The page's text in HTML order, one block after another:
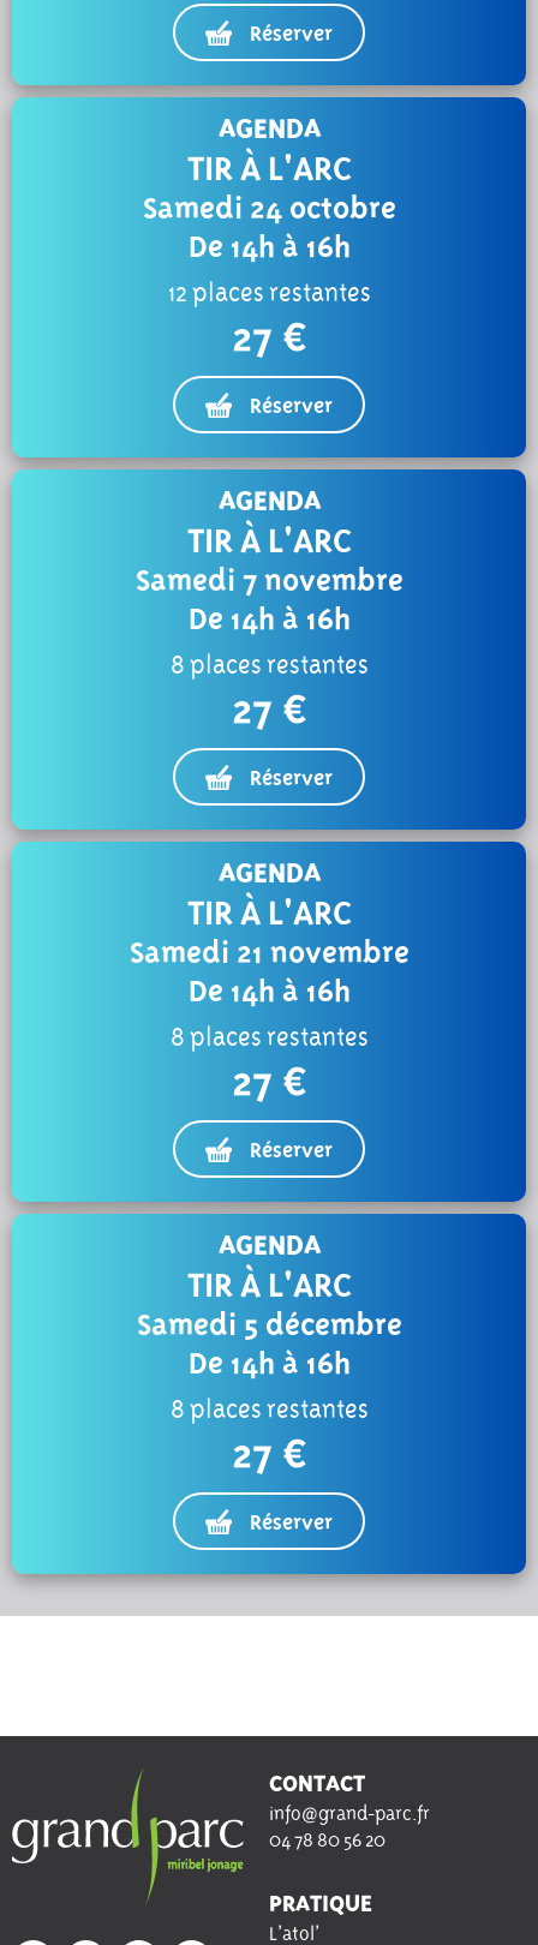
Réserver
AGENDA
TIR À L'ARC
Samedi 24 octobre
De 14h à 16h
12 places restantes
27 €
Réserver
AGENDA
TIR À L'ARC
Samedi 7 novembre
De 14h à 16h
8 places restantes
27 €
Réserver
AGENDA
TIR À L'ARC
Samedi 21 novembre
De 14h à 16h
8 places restantes
27 €
Réserver
AGENDA
TIR À L'ARC
Samedi 5 décembre
De 14h à 16h
8 places restantes
27 €
Réserver
CONTACT
info@grand-parc.fr
04 78 80 56 20
PRATIQUE
L’atol’